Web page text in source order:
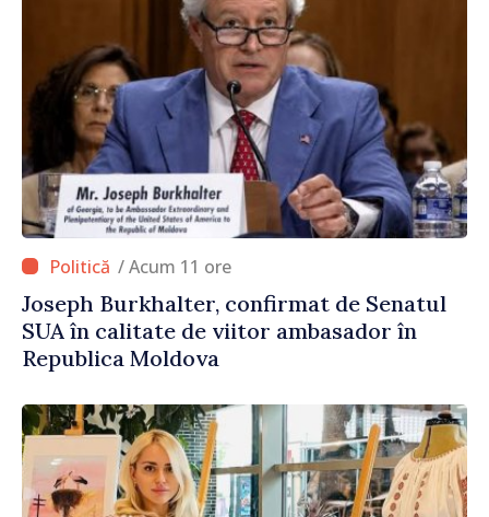
/ Acum 11 ore
Joseph Burkhalter, confirmat de Senatul
SUA în calitate de viitor ambasador în
Republica Moldova